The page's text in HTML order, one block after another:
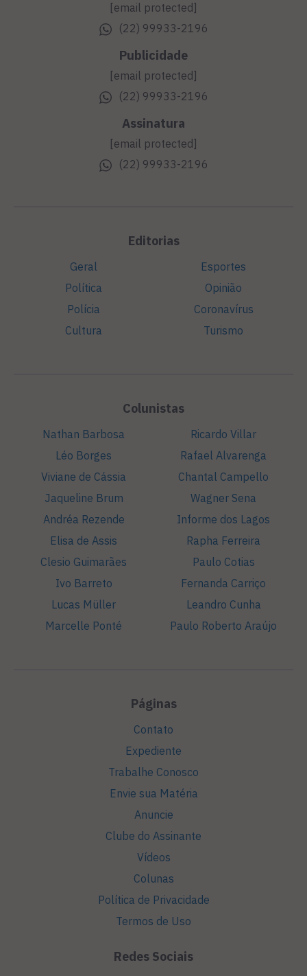
[email protected]
(22) 99933-2196
Publicidade
[email protected]
(22) 99933-2196
Assinatura
[email protected]
(22) 99933-2196
Editorias
Geral
Política
Polícia
Cultura
Esportes
Opinião
Coronavírus
Turismo
Colunistas
Nathan Barbosa
Léo Borges
Viviane de Cássia
Jaqueline Brum
Andréa Rezende
Elisa de Assis
Clesio Guimarães
Ivo Barreto
Lucas Müller
Marcelle Ponté
Ricardo Villar
Rafael Alvarenga
Chantal Campello
Wagner Sena
Informe dos Lagos
Rapha Ferreira
Paulo Cotias
Fernanda Carriço
Leandro Cunha
Paulo Roberto Araújo
Páginas
Contato
Expediente
Trabalhe Conosco
Envie sua Matéria
Anuncie
Clube do Assinante
Vídeos
Colunas
Política de Privacidade
Termos de Uso
Redes Sociais